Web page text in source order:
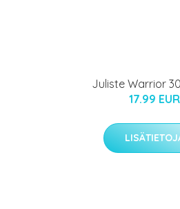
Juliste Warrior
17.99 EUR